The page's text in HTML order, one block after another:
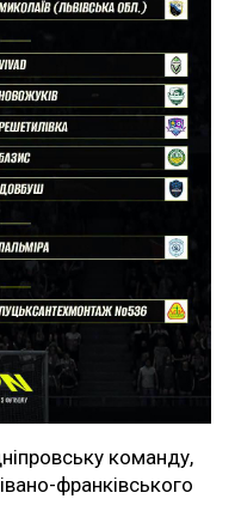
команду,
франківського